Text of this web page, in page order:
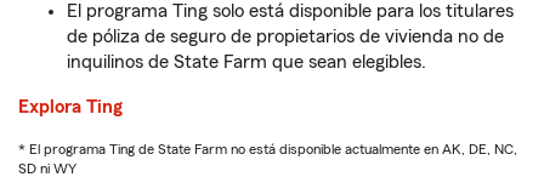
El programa Ting solo está disponible para los titulares
de póliza de seguro de propietarios de vivienda no de
inquilinos de State Farm que sean elegibles.
Explora Ting
* El programa Ting de State Farm no está disponible actualmente en AK, DE, NC,
SD ni WY